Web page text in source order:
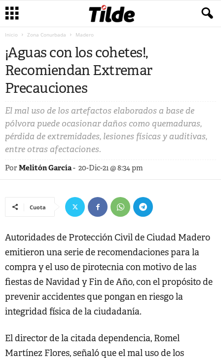
Inicio Zona Conurbada Madero
¡Aguas con los cohetes!,
Recomiendan Extremar
Precauciones
El mal uso de los artefactos elaborados a base de
pólvora puede ocasionar daños como quemaduras,
pérdida de extremidades, lesiones físicas y auditivas,
entre otras afectaciones.
PorMelitón García- 20-Dic-21 @ 8:34 pm
Cuota
Autoridades de Protección Civil de Ciudad Madero
emitieron una serie de recomendaciones para la
compra y el uso de pirotecnia con motivo de las
fiestas de Navidad y Fin de Año, con el propósito de
prevenir accidentes que pongan en riesgo la
integridad física de la ciudadanía.
El director de la citada dependencia, Romel
Martínez Flores, señaló que el mal uso de los